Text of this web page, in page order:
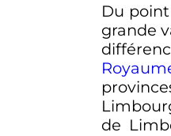
Du
grande
de